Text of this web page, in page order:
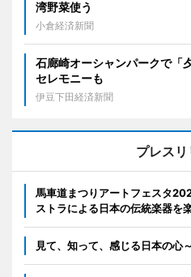
湾野菜使う
小倉経済新聞
石廊崎オーシャンパークで
セレモニーも
伊豆下田経済新聞
プレス
馬車道まつりアートフェスタ
ストラによる日本の伝統楽器を
見て、知って、感じる日本の心